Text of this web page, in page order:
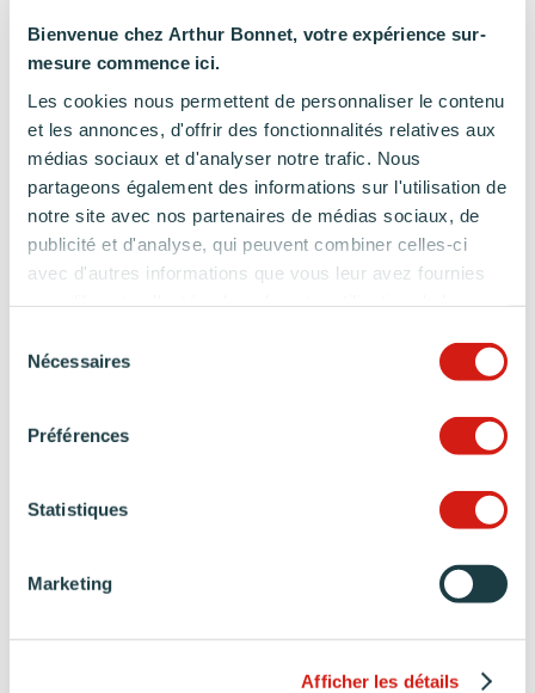
Bienvenue chez Arthur Bonnet, votre expérience sur-
mesure commence ici.
Les cookies nous permettent de personnaliser le contenu
et les annonces, d'offrir des fonctionnalités relatives aux
médias sociaux et d'analyser notre trafic. Nous
partageons également des informations sur l'utilisation de
notre site avec nos partenaires de médias sociaux, de
publicité et d'analyse, qui peuvent combiner celles-ci
avec d'autres informations que vous leur avez fournies
Nécessaires
Préférences
Statistiques
Marketing
Afficher les détails
votre concepteur-décorateur Arthur Bonnet.